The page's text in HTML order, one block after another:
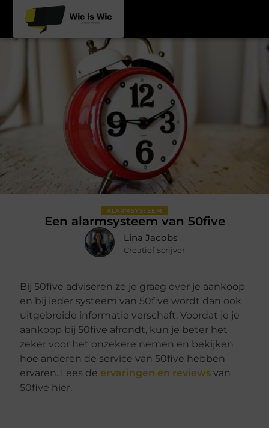
ALARMSYSTEEM
Een alarmsysteem van 50five
Lina Jacobs
Creatief Scrijver
Bij 50five adviseren ze je graag over je aankoop
en bij ieder systeem van 50five wordt dan ook
uitgebreide informatie verschaft. Voordat je je
aankoop bij 50five afrondt, kun je beter het
zeker voor het onzekere nemen en bekijken
hoe anderen de service van 50five hebben
ervaren. Lees de ervaringen en reviews van
50five hier.